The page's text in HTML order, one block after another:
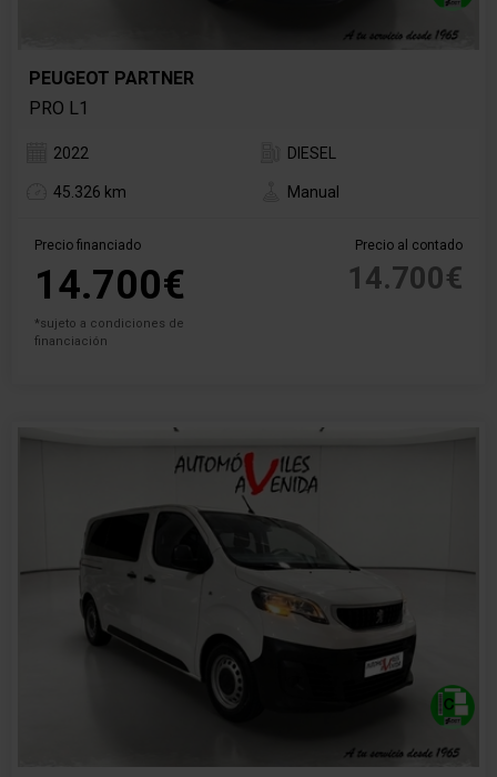
PEUGEOT PARTNER
PRO L1
2022 DIESEL
45.326 km Manual
Precio financiado
14.700€
*sujeto a condiciones de
financiación
Precio al contado
14.700€